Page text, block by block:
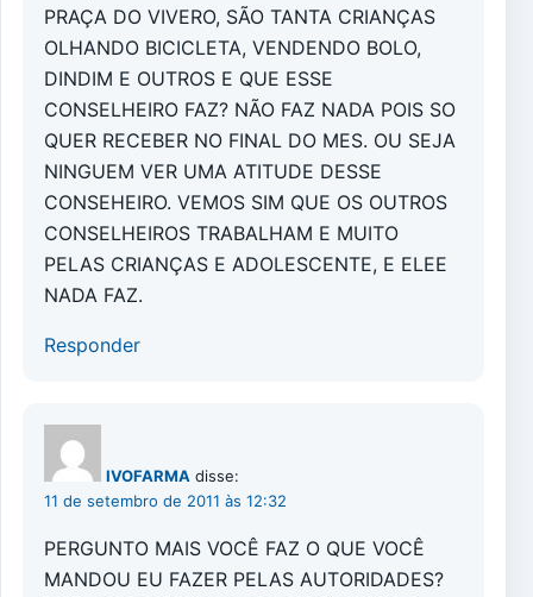
PRAÇA DO VIVERO, SÃO TANTA CRIANÇAS
OLHANDO BICICLETA, VENDENDO BOLO,
DINDIM E OUTROS E QUE ESSE
CONSELHEIRO FAZ? NÃO FAZ NADA POIS SO
QUER RECEBER NO FINAL DO MES. OU SEJA
NINGUEM VER UMA ATITUDE DESSE
CONSEHEIRO. VEMOS SIM QUE OS OUTROS
CONSELHEIROS TRABALHAM E MUITO
PELAS CRIANÇAS E ADOLESCENTE, E ELEE
NADA FAZ.
Responder
IVOFARMA disse:
11 de setembro de 2011 às 12:32
PERGUNTO MAIS VOCÊ FAZ O QUE VOCÊ
MANDOU EU FAZER PELAS AUTORIDADES?